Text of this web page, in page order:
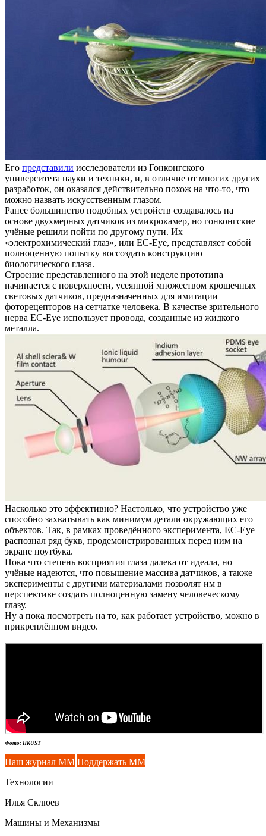
Его представили исследователи из Гонконгского
университета науки и техники, и, в отличие от многих других
разработок, он оказался действительно похож на что-то, что
можно назвать искусственным глазом.
Ранее большинство подобных устройств создавалось на
основе двухмерных датчиков из микрокамер, но гонконгские
учёные решили пойти по другому пути. Их
«электрохимический глаз», или EC-Eye, представляет собой
полноценную попытку воссоздать конструкцию
биологического глаза.
Строение представленного на этой неделе прототипа
начинается с поверхности, усеянной множеством крошечных
световых датчиков, предназначенных для имитации
фоторецепторов на сетчатке человека. В качестве зрительного
нерва EC-Eye использует провода, созданные из жидкого
металла.
Насколько это эффективно? Настолько, что устройство уже
способно захватывать как минимум детали окружающих его
объектов. Так, в рамках проведённого эксперимента, EC-Eye
распознал ряд букв, продемонстрированных перед ним на
экране ноутбука.
Пока что степень восприятия глаза далека от идеала, но
учёные надеются, что повышение массива датчиков, а также
эксперименты с другими материалами позволят им в
перспективе создать полноценную замену человеческому
глазу.
Ну а пока посмотреть на то, как работает устройство, можно в
прикреплённом видео.
Фото: HKUST
Наш журнал ММ Поддержать ММ
Технологии
Илья Склюев
Машины и Механизмы